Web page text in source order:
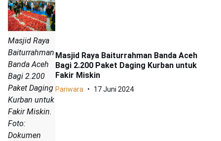
Masjid Raya
Baiturrahman
Banda Aceh
Bagi 2.200
Paket Daging
Kurban untuk
Fakir Miskin.
Foto:
Dokumen
Masjid Raya Baiturrahman Banda Aceh
Bagi 2.200 Paket Daging Kurban untuk
Fakir Miskin
Pariwara 17 Juni 2024